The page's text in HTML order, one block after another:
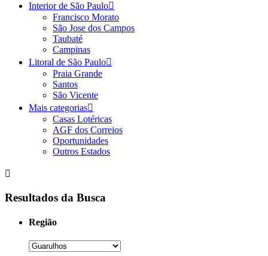
Interior de São Paulo
Francisco Morato
São Jose dos Campos
Taubaté
Campinas
Litoral de São Paulo
Praia Grande
Santos
São Vicente
Mais categorias
Casas Lotéricas
AGF dos Correios
Oportunidades
Outros Estados
Resultados da Busca
Região